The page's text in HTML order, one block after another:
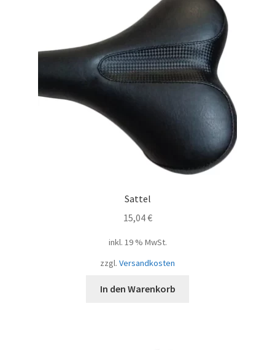
Sattel
15,04€
inkl. 19 % MwSt.
zzgl. Versandkosten
In den Warenkorb